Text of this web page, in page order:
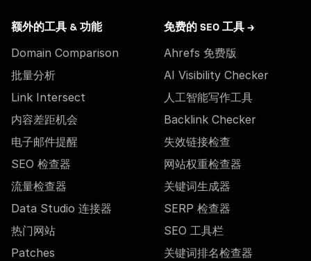
额外的工具 & 功能
Domain Comparison
批量分析
Link Intersect
内容差距机会
电子邮件提醒
SEO 检查器
流量检查器
Data Studio 连接器
热门网站
Patches
免费的 SEO 工具 →
Ahrefs 免费版
AI Visibility Checker
人工智能写作工具
Backlink Checker
失效链接检查
网站权重检查器
关键词生成器
SERP 检查器
SEO 工具栏
关键词排名检查器